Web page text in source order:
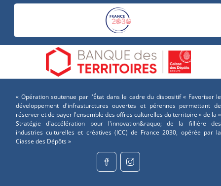
« Opération soutenue par l'État dans le cadre du dispositif « Favoriser le
développement d'infrasturctures ouvertes et pérennes permettant de
réserver et de payer l'ensemble des offres culturelles du territoire » de la «
Stratégie d'accélération pour l'innovation&raquo; de la fillière des
industries culturelles et créatives (ICC) de France 2030, opérée par la
Ciasse des Dépôts »